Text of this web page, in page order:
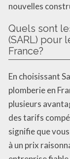
nouvelles
Quels sont
(SARL) pour
France?
En choisissant
plomberie en
plusieurs
des tarifs
signifie que
à un prix